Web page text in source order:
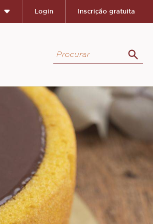
Login Inscrição gratuita
Procurar